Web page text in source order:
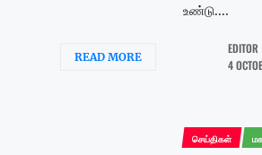
READ MORE
உண்டு....
EDITOR
4
செய்திகள்